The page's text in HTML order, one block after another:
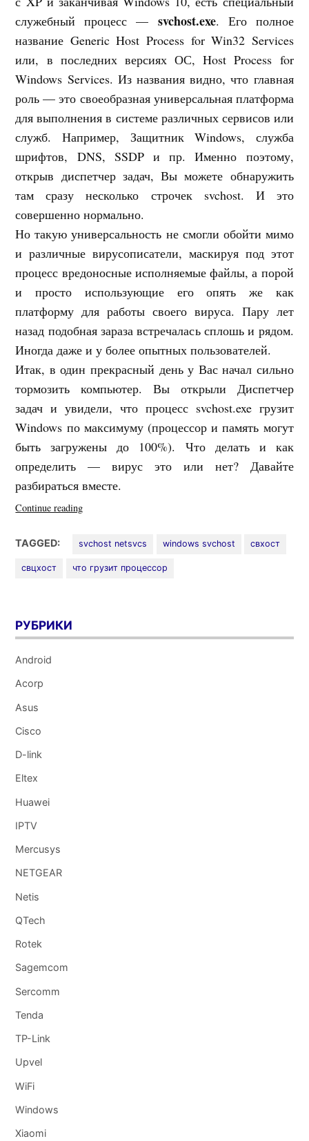
служебный процесс — svchost.exe. Его полное
название Generic Host Process for Win32 Services
или, в последних версиях ОС, Host Process for
Windows Services. Из названия видно, что главная
роль — это своеобразная универсальная платформа
для выполнения в системе различных сервисов или
служб. Например, Защитник Windows, служба
шрифтов, DNS, SSDP и пр. Именно поэтому,
открыв диспетчер задач, Вы можете обнаружить
там сразу несколько строчек svchost. И это
совершенно нормально.
Но такую универсальность не смогли обойти мимо
и различные вирусописатели, маскируя под этот
процесс вредоносные исполняемые файлы, а порой
и просто использующие его опять же как
платформу для работы своего вируса. Пару лет
назад подобная зараза встречалась сплошь и рядом.
Иногда даже и у более опытных пользователей.
Итак, в один прекрасный день у Вас начал сильно
тормозить компьютер. Вы открыли Диспетчер
задач и увидели, что процесс svchost.exe грузит
Windows по максимуму (процессор и память могут
быть загружены до 100%). Что делать и как
определить — вирус это или нет? Давайте
разбираться вместе.
Continue reading«Svchost.exe
процессор
память
или
TAGGED: svchost netsvcs windows svchost свхост
свцхост что грузит процессор
РУБРИКИ
Android
Acorp
Asus
Cisco
D-link
Eltex
Huawei
IPTV
Mercusys
NETGEAR
Netis
QTech
Rotek
Sagemcom
Sercomm
Tenda
TP-Link
Upvel
WiFi
Windows
Xiaomi